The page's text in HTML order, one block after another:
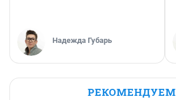
Надежда Губарь
РЕКОМЕНДУЕМ